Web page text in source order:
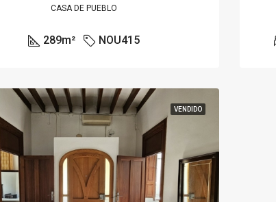
CASA DE PUEBLO
289m² NOU415
VENDIDO